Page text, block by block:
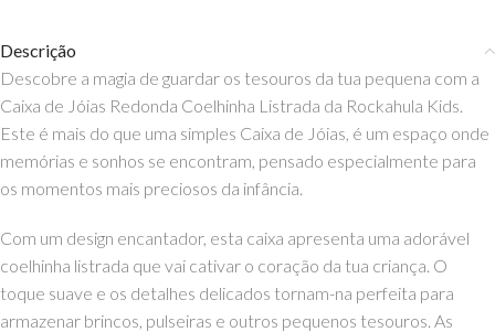
Descrição
Descobre a magia de guardar os tesouros da tua pequena com a
Caixa de Jóias Redonda Coelhinha Listrada da Rockahula Kids.
Este é mais do que uma simples Caixa de Jóias, é um espaço onde
memórias e sonhos se encontram, pensado especialmente para
os momentos mais preciosos da infância.
Com um design encantador, esta caixa apresenta uma adorável
coelhinha listrada que vai cativar o coração da tua criança. O
toque suave e os detalhes delicados tornam-na perfeita para
armazenar brincos, pulseiras e outros pequenos tesouros. As